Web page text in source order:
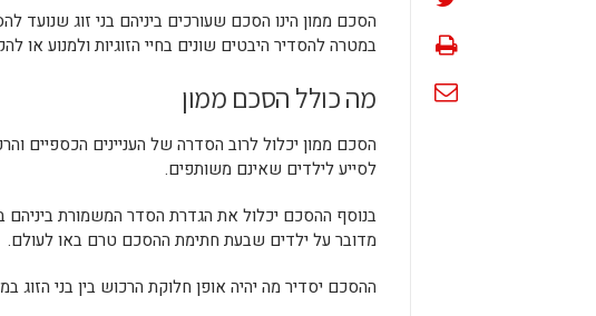
הסכם ממון הינו הסכם שעורכים ביניהם בני זוג שנועד
במטרה להסדיר היבטים שונים בחיי הזוגיות ולמנוע או
מה כולל הסכם ממון
הסכם ממון יכלול לרוב הסדרה של העניינים הכספיים
לסייע לילדים שאינם משותפים.
בנוסף ההסכם יכלול את הגדרת הסדר המשמורת ביניהם
מדובר על ילדים שבעת חתימת ההסכם טרם באו לעולם.
ההסכם יסדיר מה יהיה אופן חלוקת הרכוש בין בני הזוג